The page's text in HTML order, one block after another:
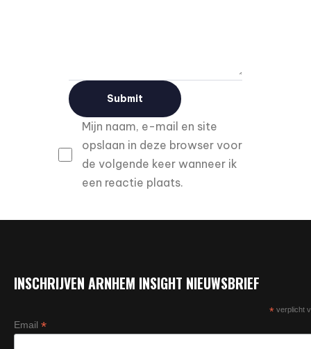
Mijn naam, e-mail en site
opslaan in deze browser voor
de volgende keer wanneer ik
een reactie plaats.
INSCHRIJVEN ARNHEM INSIGHT NIEUWSBRIEF
*verplicht
Email *